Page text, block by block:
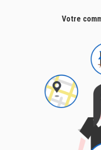
Votre